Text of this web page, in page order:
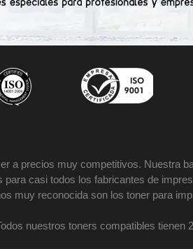
a precios muy competitivos. Nuestra
casi todos los fabricantes de
muy reconocida son los toner para
nuestros toners compatibles